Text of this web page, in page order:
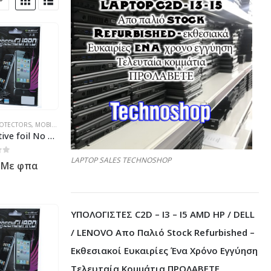
- ΚΙΝΗΤΉΣ ΤΗΛΕΦΩΝΊΑΣ - ΗΛΕΚΤΡΟΝΙΚΆ
,ΠΡΟΪΌΝΤΑ ΠΛΗΡΟΦΟΡΙΚΉΣ - ΚΙΝΗΤΉΣ ΤΗΛΕΦΩΝΊΑΣ - ΗΛΕΚΤΡΟΝΙΚΆ
, MOBILE DEVICE ACCESORIES ,ΠΡΟΪΌΝΤΑ ΠΛΗΡΟΦΟΡΙΚΉΣ - ΚΙΝΗΤΉΣ
Protective foil No brand for Samsung Galaxy S5 mini, Transperant, Matt – 52050
Με φπα
LAPTOP SALES TECHNOSHOP
ΥΠΟΛΟΓΙΣΤΕΣ C2D – I3 – I5 AMD HP / DELL
/ LENOVO Απο Παλιό Stock Refurbished –
Εκθεσιακοί Ευκαιρίες Ένα Χρόνο Εγγύηση
Τελευταία Κομμάτια ΠΡΟΛΑΒΕΤΕ